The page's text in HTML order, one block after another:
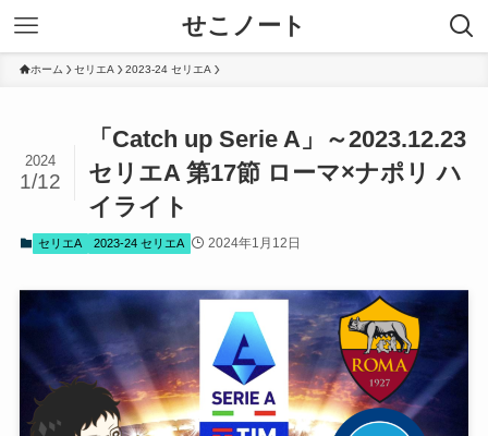
せこノート
ホーム セリエA 2023-24 セリエA
「Catch up Serie A」～2023.12.23
セリエA 第17節 ローマ×ナポリ ハ
イライト
2024
1/12
セリエA 2023-24 セリエA 2024年1月12日